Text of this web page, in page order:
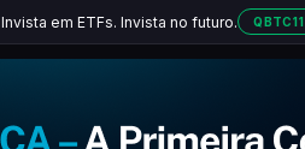
Invista em ETFs. Invista no futuro. QBTC11